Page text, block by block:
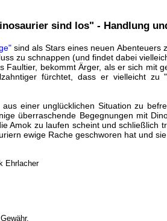
sind los" - Handlung
sind als Stars eines neuen Abenteuers
zu schnappen (und findet dabei
Faultier, bekommt Ärger, als er sich mit
fürchtet, dass er vielleicht
aus einer unglücklichen Situation zu
überraschende Begegnungen mit
Amok zu laufen scheint und schließlich
ewige Rache geschworen hat und sie
Ehrlacher